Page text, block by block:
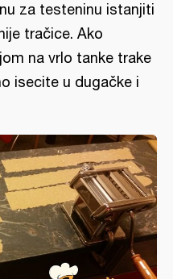
za testeninu istanjiti
tračice. Ako
na vrlo tanke trake
isecite u dugačke i